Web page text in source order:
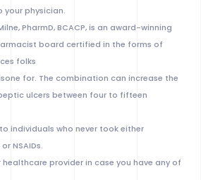
your physician.
PharmD, BCACP, is an award-winning
board certified in the forms of
folks
for. The combination can increase the
ulcers between four to fifteen
individuals who never took either
NSAIDs.
healthcare provider in case you have any of